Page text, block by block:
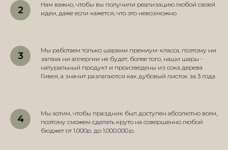
Нам важно, чтобы вы получили реализацию любой своей
идеи, даже если кажется, что это невозможно
Мы работаем только шарами премиум-класса, поэтому ни
запаха ни аллергии не будет, более того, наши шары -
натуральный продукт и произведены из сока дерева
Гивея, а значит разлагаются как дубовый листок за 3 года.
Мы хотим, чтобы праздник был доступен абсолютно всем,
поэтому сможем сделать круто на совершенно любой
бюджет от 1.000р. до 1.000.000.р.